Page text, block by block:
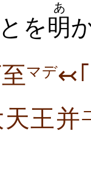
を明
あ
マデ↢
天王并